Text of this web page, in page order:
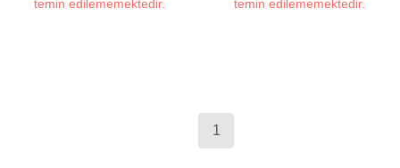
temin edilememektedir.
temin edilememektedir.
1